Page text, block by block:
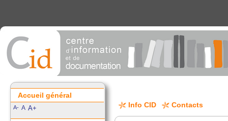
Info CID Contacts
Accueil général
A- A A+